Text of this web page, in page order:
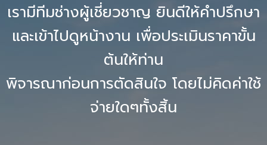
เรามีทีมช่างผู้เชี่ยวชาญ ยินดีให้คำปรึกษา
และเข้าไปดูหน้างาน เพื่อประเมินราคาขั้น
ต้นให้ท่าน
พิจารณาก่อนการตัดสินใจ โดยไม่คิดค่าใช้
จ่ายใดๆทั้งสิ้น